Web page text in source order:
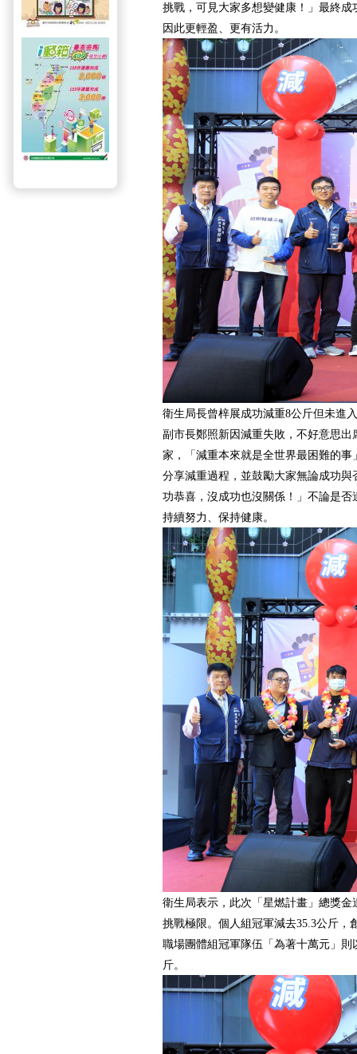
挑戰，可見大家多想變健康！」最終
因此更輕盈、更有活力。
衛生局長曾梓展成功減重8公斤但未進
副市長鄭照新因減重失敗，不好意思
家，「減重本來就是全世界最困難的
分享減重過程，並鼓勵大家無論成功
功恭喜，沒成功也沒關係！」不論是
持續努力、保持健康。
衛生局表示，此次「星燃計畫」總獎金
挑戰極限。個人組冠軍減去35.3公斤，
職場團體組冠軍隊伍「為著十萬元」則
斤。